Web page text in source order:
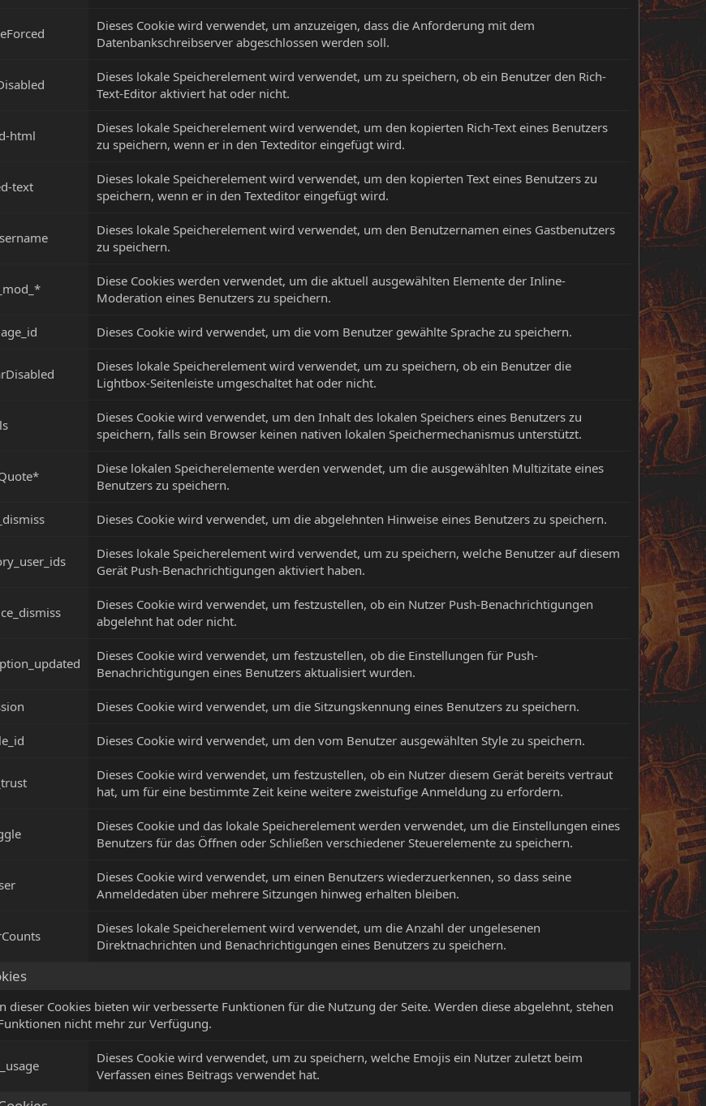
Dieses Cookie wird verwendet, um anzuzeigen, dass die Anforderung mit dem
Datenbankschreibserver abgeschlossen werden soll.
Dieses lokale Speicherelement wird verwendet, um zu speichern, ob ein Benutzer den Rich-
Text-Editor aktiviert hat oder nicht.
html
Dieses lokale Speicherelement wird verwendet, um den kopierten Rich-Text eines Benutzers
zu speichern, wenn er in den Texteditor eingefügt wird.
text
Dieses lokale Speicherelement wird verwendet, um den kopierten Text eines Benutzers zu
speichern, wenn er in den Texteditor eingefügt wird.
Dieses lokale Speicherelement wird verwendet, um den Benutzernamen eines Gastbenutzers
zu speichern.
Diese Cookies werden verwendet, um die aktuell ausgewählten Elemente der Inline-
Moderation eines Benutzers zu speichern.
Dieses Cookie wird verwendet, um die vom Benutzer gewählte Sprache zu speichern.
Dieses lokale Speicherelement wird verwendet, um zu speichern, ob ein Benutzer die
Lightbox-Seitenleiste umgeschaltet hat oder nicht.
Dieses Cookie wird verwendet, um den Inhalt des lokalen Speichers eines Benutzers zu
speichern, falls sein Browser keinen nativen lokalen Speichermechanismus unterstützt.
Diese lokalen Speicherelemente werden verwendet, um die ausgewählten Multizitate eines
Benutzers zu speichern.
Dieses Cookie wird verwendet, um die abgelehnten Hinweise eines Benutzers zu speichern.
Dieses lokale Speicherelement wird verwendet, um zu speichern, welche Benutzer auf diesem
Gerät Push-Benachrichtigungen aktiviert haben.
Dieses Cookie wird verwendet, um festzustellen, ob ein Nutzer Push-Benachrichtigungen
abgelehnt hat oder nicht.
Dieses Cookie wird verwendet, um festzustellen, ob die Einstellungen für Push-
Benachrichtigungen eines Benutzers aktualisiert wurden.
Dieses Cookie wird verwendet, um die Sitzungskennung eines Benutzers zu speichern.
Dieses Cookie wird verwendet, um den vom Benutzer ausgewählten Style zu speichern.
Dieses Cookie wird verwendet, um festzustellen, ob ein Nutzer diesem Gerät bereits vertraut
hat, um für eine bestimmte Zeit keine weitere zweistufige Anmeldung zu erfordern.
Dieses Cookie und das lokale Speicherelement werden verwendet, um die Einstellungen eines
Benutzers für das Öffnen oder Schließen verschiedener Steuerelemente zu speichern.
Dieses Cookie wird verwendet, um einen Benutzers wiederzuerkennen, so dass seine
Anmeldedaten über mehrere Sitzungen hinweg erhalten bleiben.
Dieses lokale Speicherelement wird verwendet, um die Anzahl der ungelesenen
Direktnachrichten und Benachrichtigungen eines Benutzers zu speichern.
dieser Cookies bieten wir verbesserte Funktionen für die Nutzung der Seite. Werden diese abgelehnt, stehen
nicht mehr zur Verfügung.
Dieses Cookie wird verwendet, um zu speichern, welche Emojis ein Nutzer zuletzt beim
Verfassen eines Beitrags verwendet hat.